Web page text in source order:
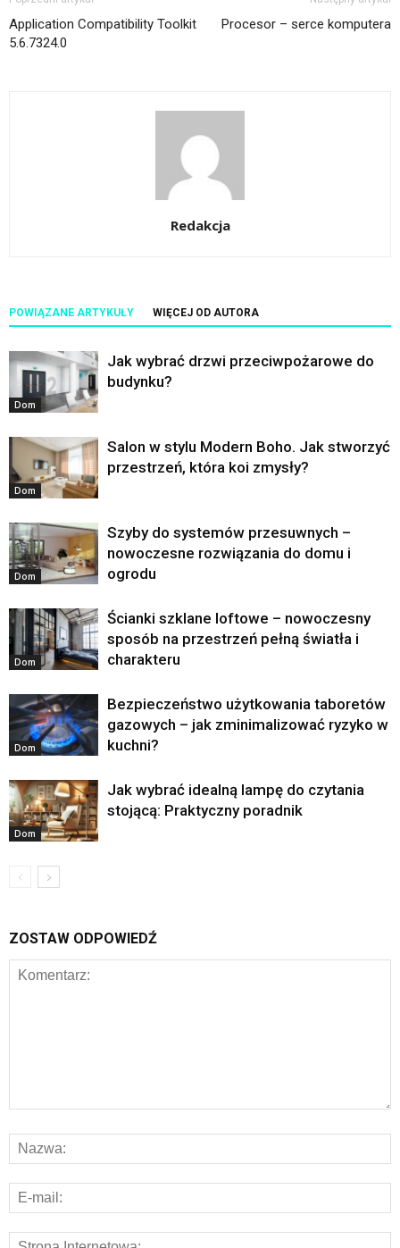
Application Compatibility Toolkit
5.6.7324.0
Procesor – serce komputera
Redakcja
POWIĄZANE ARTYKUŁY WIĘCEJ OD AUTORA
Dom
Jak wybrać drzwi przeciwpożarowe do
budynku?
Dom
Salon w stylu Modern Boho. Jak stworzyć
przestrzeń, która koi zmysły?
Dom
Szyby do systemów przesuwnych –
nowoczesne rozwiązania do domu i
ogrodu
Dom
Ścianki szklane loftowe – nowoczesny
sposób na przestrzeń pełną światła i
charakteru
Dom
Bezpieczeństwo użytkowania taboretów
gazowych – jak zminimalizować ryzyko w
kuchni?
Dom
Jak wybrać idealną lampę do czytania
stojącą: Praktyczny poradnik
ZOSTAW ODPOWIEDŹ